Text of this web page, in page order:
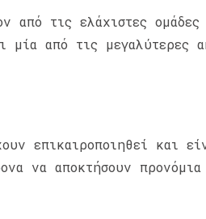
τις ελάχιστες ομάδες
μία από τις μεγαλύτερες
επικαιροποιηθεί και
να αποκτήσουν